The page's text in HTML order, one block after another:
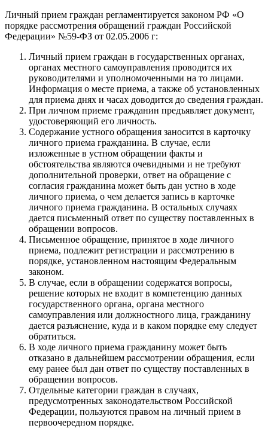
Личный прием граждан регламентируется законом РФ «О
порядке рассмотрения обращений граждан Российской
Федерации» №59-ФЗ от 02.05.2006 г:
Личный прием граждан в государственных органах,
органах местного самоуправления проводится их
руководителями и уполномоченными на то лицами.
Информация о месте приема, а также об установленных
для приема днях и часах доводится до сведения граждан.
При личном приеме гражданин предъявляет документ,
удостоверяющий его личность.
Содержание устного обращения заносится в карточку
личного приема гражданина. В случае, если
изложенные в устном обращении факты и
обстоятельства являются очевидными и не требуют
дополнительной проверки, ответ на обращение с
согласия гражданина может быть дан устно в ходе
личного приема, о чем делается запись в карточке
личного приема гражданина. В остальных случаях
дается письменный ответ по существу поставленных в
обращении вопросов.
Письменное обращение, принятое в ходе личного
приема, подлежит регистрации и рассмотрению в
порядке, установленном настоящим Федеральным
законом.
В случае, если в обращении содержатся вопросы,
решение которых не входит в компетенцию данных
государственного органа, органа местного
самоуправления или должностного лица, гражданину
дается разъяснение, куда и в каком порядке ему следует
обратиться.
В ходе личного приема гражданину может быть
отказано в дальнейшем рассмотрении обращения, если
ему ранее был дан ответ по существу поставленных в
обращении вопросов.
Отдельные категории граждан в случаях,
предусмотренных законодательством Российской
Федерации, пользуются правом на личный прием в
первоочередном порядке.